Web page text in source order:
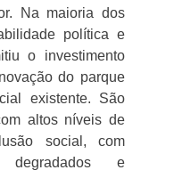
Na maioria dos
política e
o investimento
do parque
existente. São
altos níveis de
social, com
degradados e